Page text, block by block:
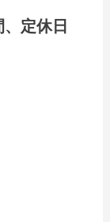
定休日